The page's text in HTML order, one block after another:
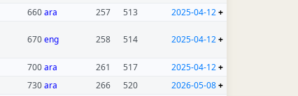
660ara 257 513 2025-04-12+
670eng 258 514 2025-04-12+
700ara 261 517 2025-04-12+
730ara 266 520 2026-05-08+